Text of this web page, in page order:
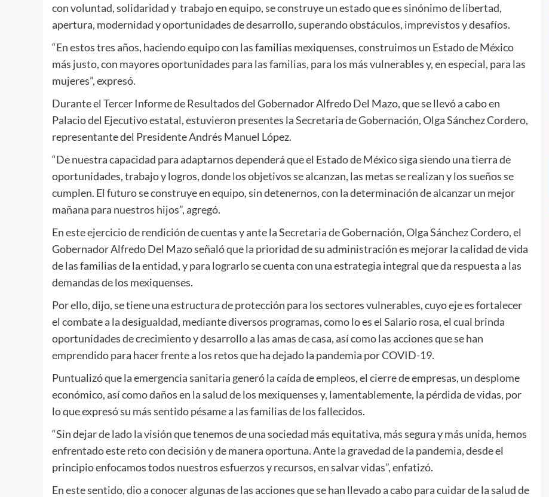
con voluntad, solidaridad y trabajo en equipo, se construye un estado que es sinónimo de libertad,
apertura, modernidad y oportunidades de desarrollo, superando obstáculos, imprevistos y desafíos.
“En estos tres años, haciendo equipo con las familias mexiquenses, construimos un Estado de México
más justo, con mayores oportunidades para las familias, para los más vulnerables y, en especial, para las
mujeres”, expresó.
Durante el Tercer Informe de Resultados del Gobernador Alfredo Del Mazo, que se llevó a cabo en
Palacio del Ejecutivo estatal, estuvieron presentes la Secretaria de Gobernación, Olga Sánchez Cordero,
representante del Presidente Andrés Manuel López.
“De nuestra capacidad para adaptarnos dependerá que el Estado de México siga siendo una tierra de
oportunidades, trabajo y logros, donde los objetivos se alcanzan, las metas se realizan y los sueños se
cumplen. El futuro se construye en equipo, sin detenernos, con la determinación de alcanzar un mejor
mañana para nuestros hijos”, agregó.
En este ejercicio de rendición de cuentas y ante la Secretaria de Gobernación, Olga Sánchez Cordero, el
Gobernador Alfredo Del Mazo señaló que la prioridad de su administración es mejorar la calidad de vida
de las familias de la entidad, y para lograrlo se cuenta con una estrategia integral que da respuesta a las
demandas de los mexiquenses.
Por ello, dijo, se tiene una estructura de protección para los sectores vulnerables, cuyo eje es fortalecer
el combate a la desigualdad, mediante diversos programas, como lo es el Salario rosa, el cual brinda
oportunidades de crecimiento y desarrollo a las amas de casa, así como las acciones que se han
emprendido para hacer frente a los retos que ha dejado la pandemia por COVID-19.
Puntualizó que la emergencia sanitaria generó la caída de empleos, el cierre de empresas, un desplome
económico, así como daños en la salud de los mexiquenses y, lamentablemente, la pérdida de vidas, por
lo que expresó su más sentido pésame a las familias de los fallecidos.
“Sin dejar de lado la visión que tenemos de una sociedad más equitativa, más segura y más unida, hemos
enfrentado este reto con decisión y de manera oportuna. Ante la gravedad de la pandemia, desde el
principio enfocamos todos nuestros esfuerzos y recursos, en salvar vidas”, enfatizó.
En este sentido, dio a conocer algunas de las acciones que se han llevado a cabo para cuidar de la salud de